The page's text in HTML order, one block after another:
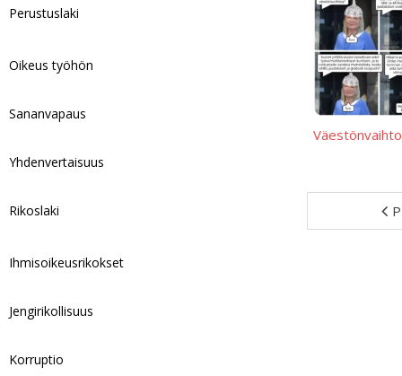
Perustuslaki
Oikeus työhön
Sananvapaus
Yhdenvertaisuus
Rikoslaki
Ihmisoikeusrikokset
Jengirikollisuus
Korruptio